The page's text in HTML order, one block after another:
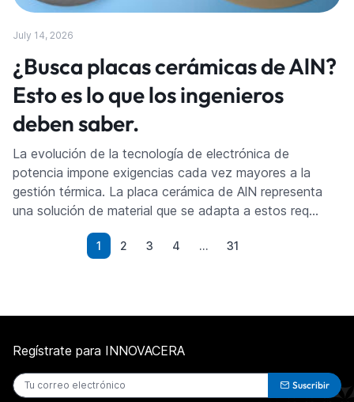
July 14, 2026
¿Busca placas cerámicas de AlN?
Esto es lo que los ingenieros
deben saber.
La evolución de la tecnología de electrónica de
potencia impone exigencias cada vez mayores a la
gestión térmica. La placa cerámica de AlN representa
una solución de material que se adapta a estos req…
1 2 3 4 … 31
Regístrate para INNOVACERA
Suscribir